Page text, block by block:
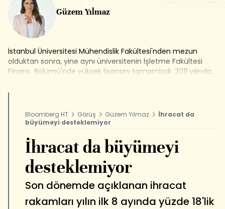
Güzem Yılmaz
İstanbul Üniversitesi Mühendislik Fakültesi'nden mezun
olduktan sonra, yine aynı üniversitenin İşletme Fakültesi
Finans Bölümü'nde yüksek lisansını tamamladı. 2011 yılında
araştırmalar departmanlarında görev aldı. 2013 Haziranı'nda
şu anda Fokus, Girişimcilik Dünyası ve Piyasa Hattı
programlarını sunuyor.
Bloomberg HT Görüş Güzem Yılmaz
İhracat da
büyümeyi desteklemiyor
İhracat da büyümeyi
desteklemiyor
Son dönemde açıklanan ihracat
rakamları yılın ilk 8 ayında yüzde 18'lik